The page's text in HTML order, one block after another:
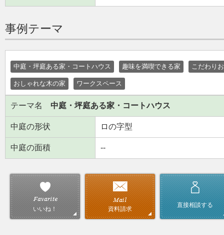
事例テーマ
中庭・坪庭ある家・コートハウス 趣味を満喫できる家 こだわり
おしゃれな木の家 ワークスペース
テーマ名 中庭・坪庭ある家・コートハウス
中庭の形状 ロの字型
中庭の面積 --
いいね！ 資料請求
直接相談する